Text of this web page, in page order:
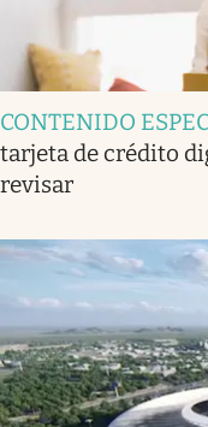
CONTENIDO
tarjeta de crédito
revisar